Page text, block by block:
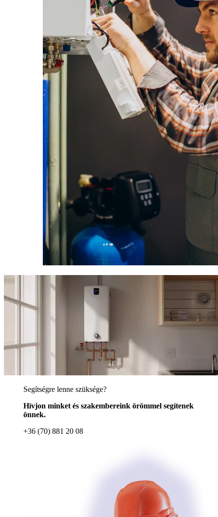
Segítségre lenne szüksége?
Hívjon minket és szakembereink örömmel segítenek
önnek.
+36 (70) 881 20 08